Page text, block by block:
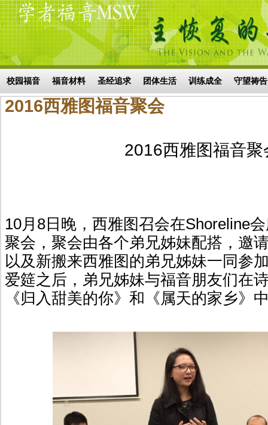
Skip to main content
搜索表单
校园福音 福音材料 圣经追求 团体生活 训练成全 守望祷告
2016西雅图福音聚会
2016西雅图福音聚
10月8日晚，西雅图召会在Shoreline
聚会，聚会由各个弟兄姊妹配搭，邀
以及新搬来西雅图的弟兄姊妹一同参
爱筵之后，弟兄姊妹与福音朋友们在
《归入甜美的你》和《属天的家乡》